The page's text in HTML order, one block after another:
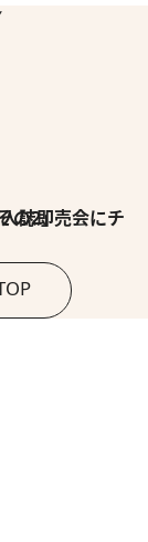
レンジ その2」